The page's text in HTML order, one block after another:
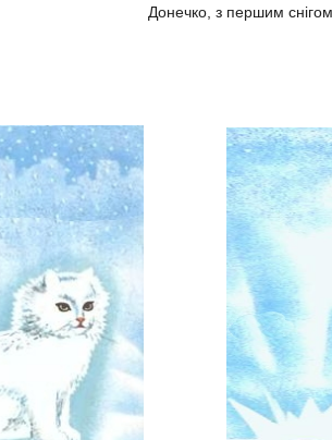
Донечко, з першим